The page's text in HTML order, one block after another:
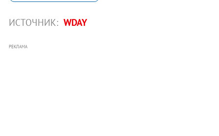
ИСТОЧНИК: WDAY
РЕКЛАМА